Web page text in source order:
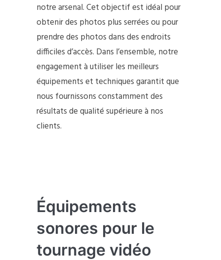
notre arsenal. Cet objectif est idéal pour
obtenir des photos plus serrées ou pour
prendre des photos dans des endroits
difficiles d’accès. Dans l’ensemble, notre
engagement à utiliser les meilleurs
équipements et techniques garantit que
nous fournissons constamment des
résultats de qualité supérieure à nos
clients.
Équipements
sonores pour le
tournage vidéo